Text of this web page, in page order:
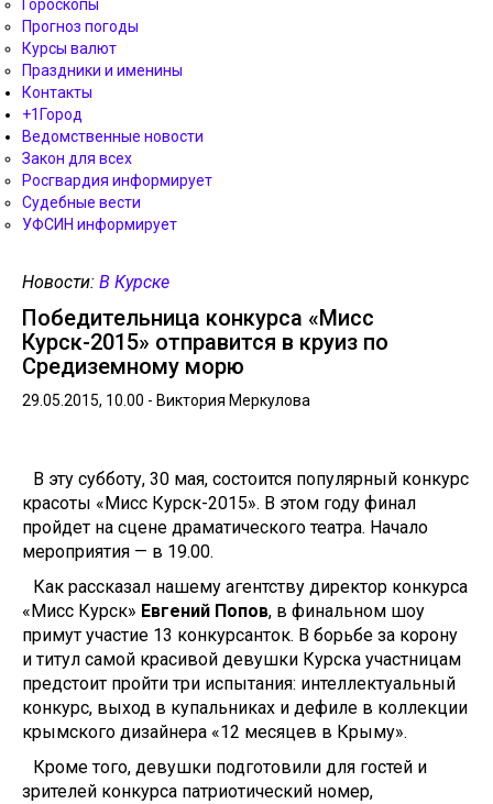
Гороскопы
Прогноз погоды
Курсы валют
Праздники и именины
Контакты
+1Город
Ведомственные новости
Закон для всех
Росгвардия информирует
Судебные вести
УФСИН информирует
Новости: В Курске
Победительница конкурса «Мисс
Курск-2015» отправится в круиз по
Средиземному морю
29.05.2015, 10.00 - Виктория Меркулова
В эту субботу, 30 мая, состоится популярный конкурс
красоты «Мисс Курск-2015». В этом году финал
пройдет на сцене драматического театра. Начало
мероприятия — в 19.00.
Как рассказал нашему агентству директор конкурса
«Мисс Курск» Евгений Попов, в финальном шоу
примут участие 13 конкурсанток. В борьбе за корону
и титул самой красивой девушки Курска участницам
предстоит пройти три испытания: интеллектуальный
конкурс, выход в купальниках и дефиле в коллекции
крымского дизайнера «12 месяцев в Крыму».
Кроме того, девушки подготовили для гостей и
зрителей конкурса патриотический номер,